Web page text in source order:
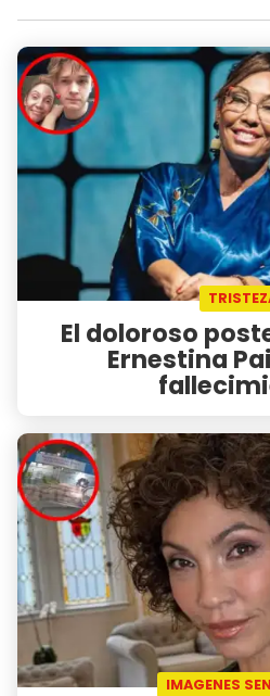
El doloroso
Ernestina
IMAGENES